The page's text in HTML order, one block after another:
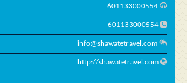
601133000554
601133000554
info@shawatetravel.com
http://shawatetravel.com